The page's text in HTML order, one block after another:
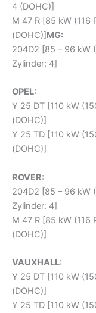
4 (DOHC)]
M 47 R [85 kW (116
(DOHC)]MG:
204D2 [85 – 96 kW
Zylinder: 4]
OPEL:
Y 25 DT [110 kW
(DOHC)]
Y 25 TD [110 kW
(DOHC)]
ROVER:
204D2 [85 – 96 kW
Zylinder: 4]
M 47 R [85 kW (116
(DOHC)]
VAUXHALL:
Y 25 DT [110 kW
(DOHC)]
Y 25 TD [110 kW